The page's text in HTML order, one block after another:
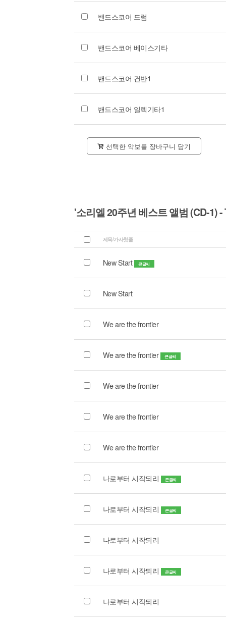
밴드스코어 드럼
밴드스코어 베이스기타
밴드스코어 건반1
밴드스코어 일렉기타1
선택한 악보를 장바구니 담기
'소리엘 20주년 베스트 앨범 (CD-1)
제목/가사첫줄
New Start 큰글씨
New Start
We are the frontier
We are the frontier 큰글씨
We are the frontier
We are the frontier
We are the frontier
나로부터 시작되리 큰글씨
나로부터 시작되리 큰글씨
나로부터 시작되리
나로부터 시작되리 큰글씨
나로부터 시작되리